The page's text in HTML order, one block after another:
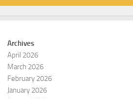
Archives
April 2026
March 2026
February 2026
January 2026